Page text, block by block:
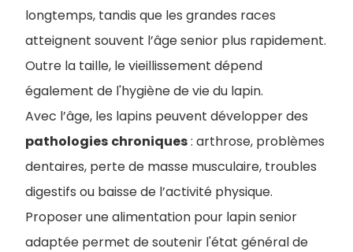
longtemps, tandis que les grandes races
atteignent souvent l’âge senior plus rapidement.
Outre la taille, le vieillissement dépend
également de l'hygiène de vie du lapin.
Avec l’âge, les lapins peuvent développer des
pathologies chroniques: arthrose, problèmes
dentaires, perte de masse musculaire, troubles
digestifs ou baisse de l’activité physique.
Proposer une alimentation pour lapin senior
adaptée permet de soutenir l'état général de